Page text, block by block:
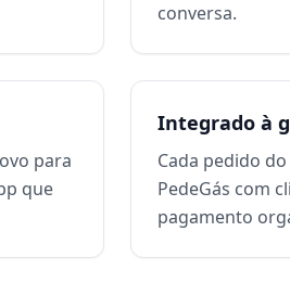
conversa.
para
que
Integrado à
Cada pedido
PedeGás com
pagamento